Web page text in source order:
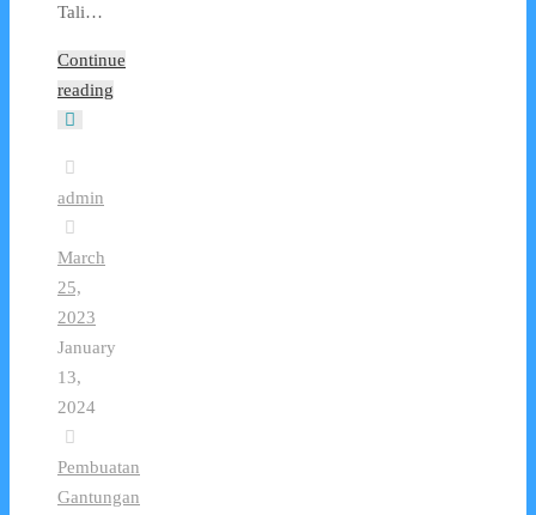
Tali…
Continue
reading
admin
March
25,
2023
January
13,
2024
Pembuatan
Gantungan